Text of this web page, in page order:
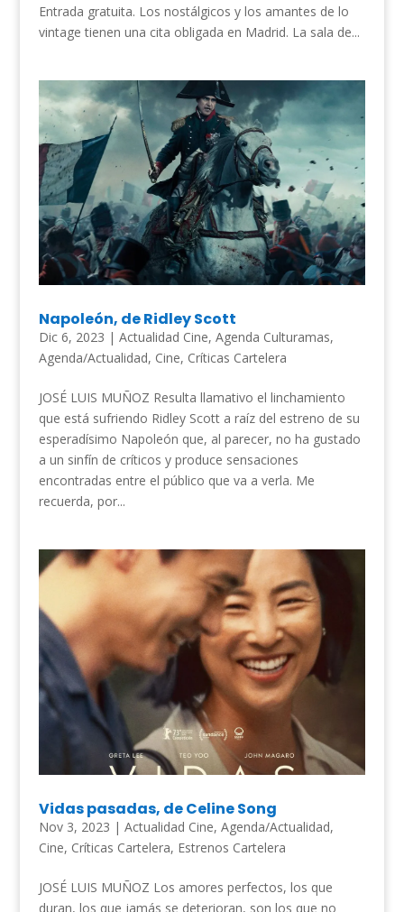
Entrada gratuita. Los nostálgicos y los amantes de lo
vintage tienen una cita obligada en Madrid. La sala de...
Napoleón, de Ridley Scott
Dic 6, 2023 | Actualidad Cine, Agenda Culturamas,
Agenda/Actualidad, Cine, Críticas Cartelera
JOSÉ LUIS MUÑOZ Resulta llamativo el linchamiento
que está sufriendo Ridley Scott a raíz del estreno de su
esperadísimo Napoleón que, al parecer, no ha gustado
a un sinfín de críticos y produce sensaciones
encontradas entre el público que va a verla. Me
recuerda, por...
Vidas pasadas, de Celine Song
Nov 3, 2023 | Actualidad Cine, Agenda/Actualidad,
Cine, Críticas Cartelera, Estrenos Cartelera
JOSÉ LUIS MUÑOZ Los amores perfectos, los que
duran, los que jamás se deterioran, son los que no